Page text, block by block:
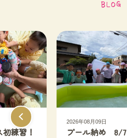
練習！
2026年08月09日
プール納め 8/7